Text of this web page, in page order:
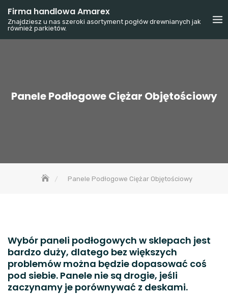
Skip
content
Firma handlowa Amarex
Znajdziesz u nas szeroki asortyment pogłów drewnianych jak
również parkietów.
Panele Podłogowe Ciężar Objętościowy
Panele Podłogowe Ciężar Objętościowy
Wybór paneli podłogowych w sklepach jest
bardzo duży, dlatego bez większych
problemów można będzie dopasować coś
pod siebie. Panele nie są drogie, jeśli
zaczynamy je porównywać z deskami.